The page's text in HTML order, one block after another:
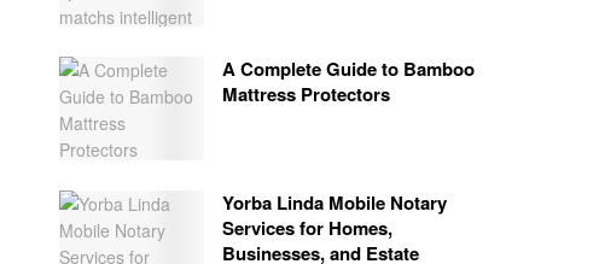
A Complete Guide to Bamboo
Mattress Protectors
Yorba Linda Mobile Notary
Services for Homes,
Businesses, and Estate